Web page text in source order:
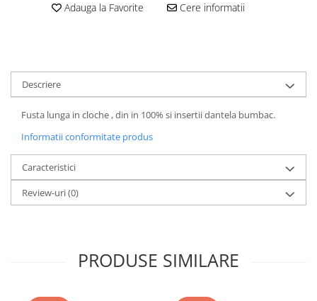
Adauga la Favorite Cere informatii
Descriere
Fusta lunga in cloche , din in 100% si insertii dantela bumbac.
Informatii conformitate produs
Caracteristici
Review-uri(0)
PRODUSE SIMILARE